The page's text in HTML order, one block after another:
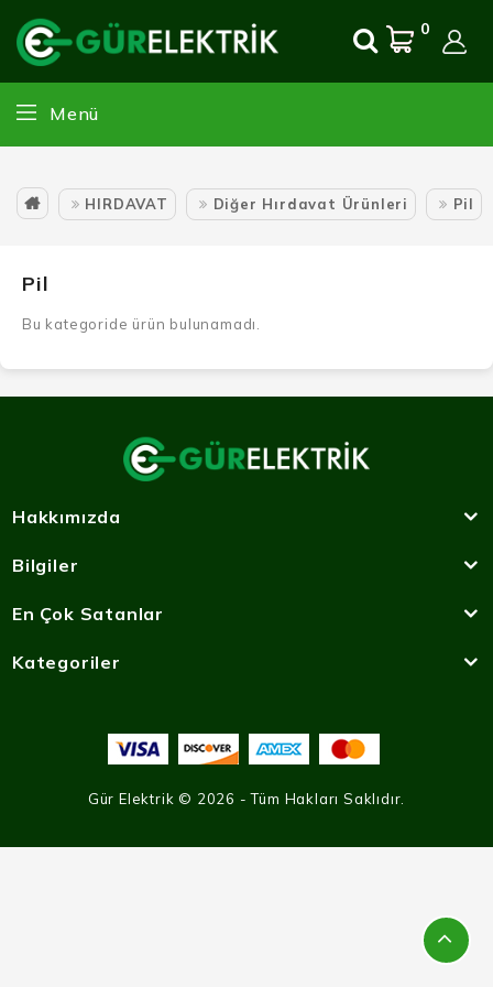
0
Menü
HIRDAVAT Diğer Hırdavat Ürünleri Pil
Pil
Bu kategoride ürün bulunamadı.
Hakkımızda
Bilgiler
En Çok Satanlar
Kategoriler
Gür Elektrik © 2026 - Tüm Hakları Saklıdır.